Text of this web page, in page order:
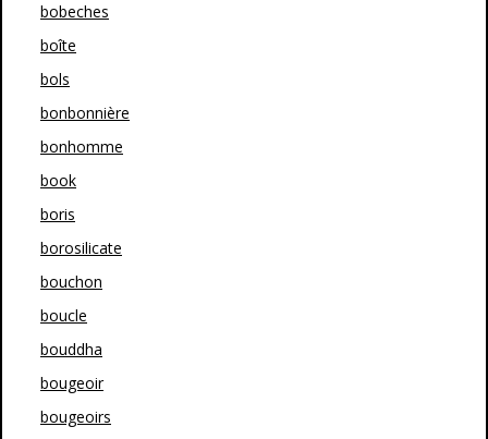
bobeches
boîte
bols
bonbonnière
bonhomme
book
boris
borosilicate
bouchon
boucle
bouddha
bougeoir
bougeoirs